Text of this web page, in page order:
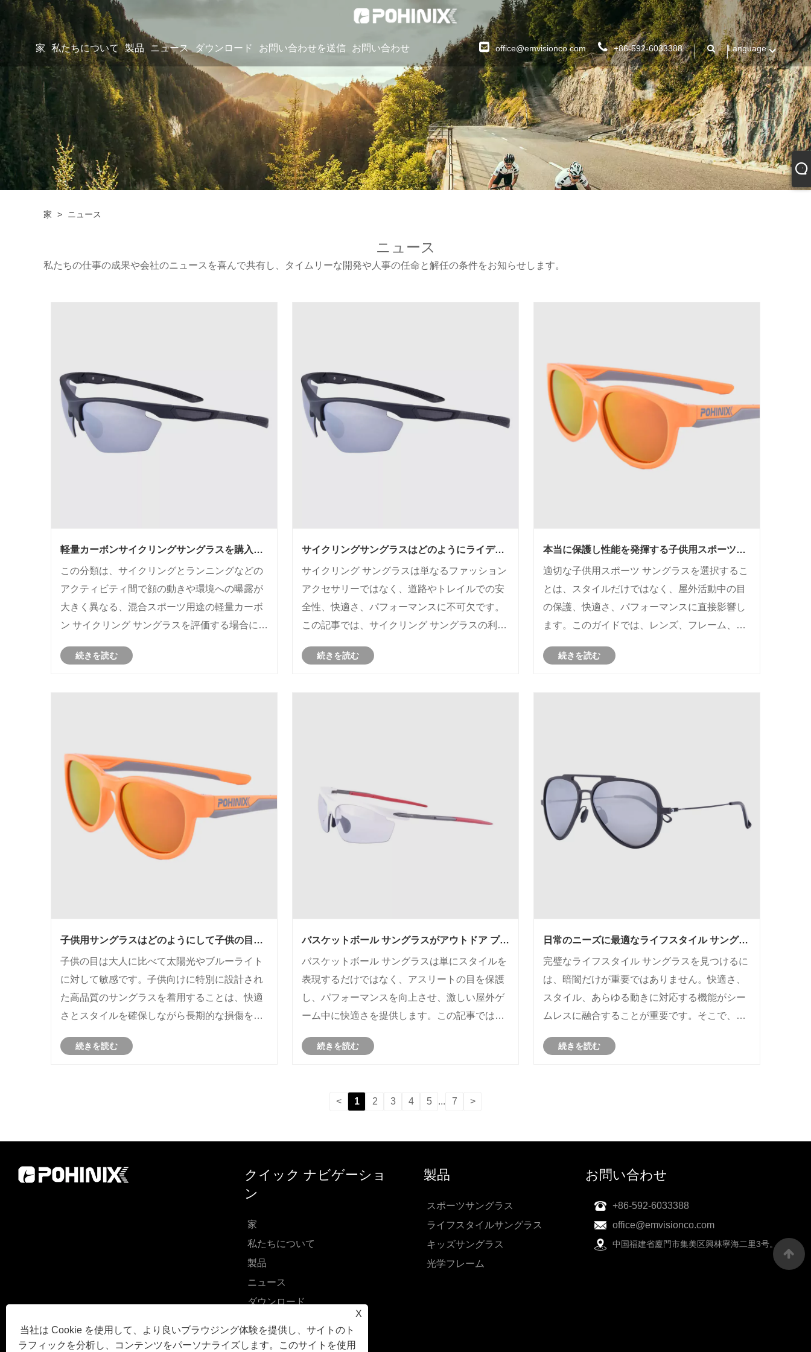
家 私たちについて 製品 ニュース ダウンロード お問い合わせを送信 お問い合わせ office@emvisionco.com +86-592-6033388 Language
家 > ニュース
ニュース
私たちの仕事の成果や会社のニュースを喜んで共有し、タイムリーな開発や人事の任命と解任の条件をお知らせします。
軽量カーボンサイクリングサングラスを購入す
るにはどうすればよいですか?
この分類は、サイクリングとランニングなどの
アクティビティ間で顔の動きや環境への曝露が
大きく異なる、混合スポーツ用途の軽量カーボ
ン サイクリング サングラスを評価する場合に特
続きを読む
サイクリングサングラスはどのようにライディ
サイクリング サングラスは単なるファッション
アクセサリーではなく、道路やトレイルでの安
全性、快適さ、パフォーマンスに不可欠です。
この記事では、サイクリング サングラスの利点
レンズの品質、フィット感、UV 保護、耐久性
続きを読む
本当に保護し性能を発揮する子供用スポーツサ
適切な子供用スポーツ サングラスを選択するこ
とは、スタイルだけではなく、屋外活動中の目
の保護、快適さ、パフォーマンスに直接影響し
ます。このガイドでは、レンズ、フレーム、安
保護者がよくある購入ミスを避けるのに役立ち
続きを読む
子供用サングラスはどのようにして子供の目を
子供の目は大人に比べて太陽光やブルーライト
に対して敏感です。子供向けに特別に設計され
た高品質のサングラスを着用することは、快適
さとスタイルを確保しながら長期的な損傷を防
グラスの信頼できる製造業者および供給業者で
入時の考慮事項について説明し、親や介護者向
続きを読む
バスケットボール サングラスがアウトドア プレ
バスケットボール サングラスは単にスタイルを
表現するだけではなく、アスリートの目を保護
し、パフォーマンスを向上させ、激しい屋外ゲ
ーム中に快適さを提供します。この記事では、
入時の考慮事項について説明し、プレーヤーが
続きを読む
日常のニーズに最適なライフスタイル サングラ
完璧なライフスタイル サングラスを見つけるに
は、暗闇だけが重要ではありません。快適さ、
スタイル、あらゆる動きに対応する機能がシー
ムレスに融合することが重要です。そこで、思
ォーマンスを調和させることに専念する
続きを読む
< 1 2 3 4 5 ... 7 >
X
当社は Cookie を使用して、より良いブラウジング体験を提供し、サイトのト
ラフィックを分析し、コンテンツをパーソナライズします。このサイトを使用
クイック ナビゲーショ
ン
家
私たちについて
製品
ニュース
ダウンロード
お問い合わせ
製品
スポーツサングラス
ライフスタイルサングラス
キッズサングラス
光学フレーム
お問い合わせ
+86-592-6033388
office@emvisionco.com
中国福建省廈門市集美区興林寧海二里3号。